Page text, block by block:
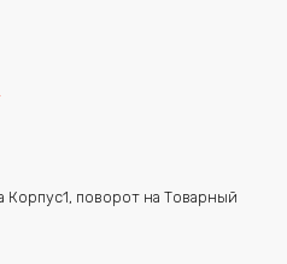
Корпус1, поворот на Товарный